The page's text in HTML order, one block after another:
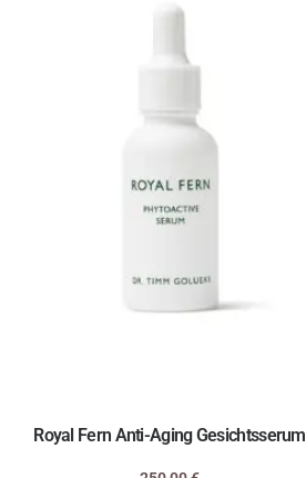
Royal Fern Anti-Aging Gesichtsserum